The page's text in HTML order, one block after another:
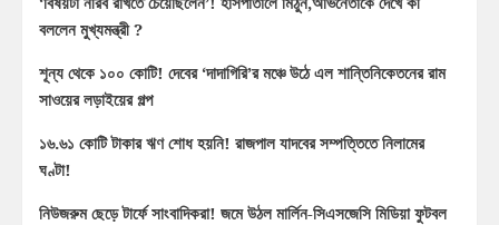
বললেন মুখ্যমন্ত্রী ?
শূন্য থেকে ১০০ কোটি! দেবের ‘দাদাগিরি’র মঞ্চে উঠে এল শান্তিনিকেতনের রাম
সাওয়ের লড়াইয়ের গল্প
১৬.৬১ কোটি টাকার ঋণ শোধ হয়নি! রাজপাল যাদবের সম্পত্তিতে নিলামের
ঘণ্টা!
নিউজরুম ছেড়ে টার্ফে সাংবাদিকরা! জমে উঠল মার্লিন-সিএসজেসি মিডিয়া ফুটবল